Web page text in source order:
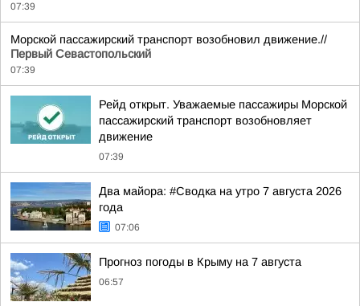
07:39
Морской пассажирский транспорт возобновил движение.//
Первый Севастопольский
07:39
Рейд открыт. Уважаемые пассажиры Морской
пассажирский транспорт возобновляет
движение
07:39
Два майора: #Сводка на утро 7 августа 2026
года
07:06
Прогноз погоды в Крыму на 7 августа
06:57